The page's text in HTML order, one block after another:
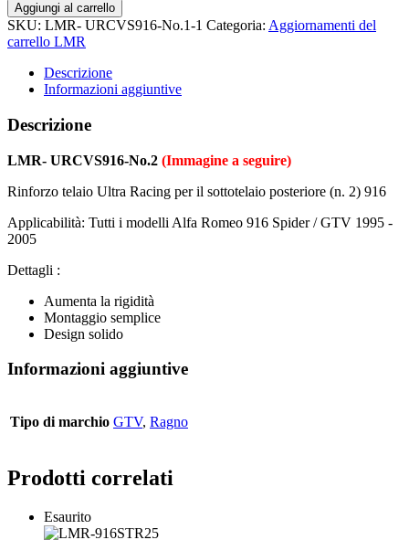
Aggiungi al carrello
SKU: LMR- URCVS916-No.1-1 Categoria: Aggiornamenti del
carrello LMR
Descrizione
Informazioni aggiuntive
Descrizione
LMR- URCVS916-No.2 (Immagine a seguire)
Rinforzo telaio Ultra Racing per il sottotelaio posteriore (n. 2) 916
Applicabilità: Tutti i modelli Alfa Romeo 916 Spider / GTV 1995 -
2005
Dettagli :
Aumenta la rigidità
Montaggio semplice
Design solido
Informazioni aggiuntive
Tipo di marchio GTV, Ragno
Prodotti correlati
Esaurito